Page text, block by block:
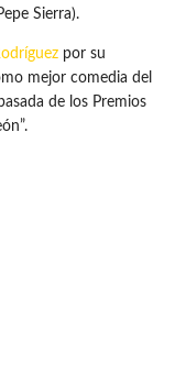
Sierra).
por su
mejor comedia del
de los Premios